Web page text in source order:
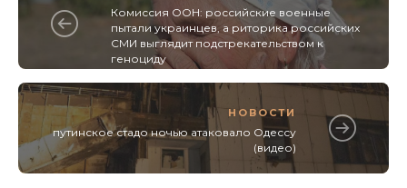
Комиссия ООН: российские военные
пытали украинцев, а риторика российских
СМИ выглядит подстрекательством к
геноциду
НОВОСТИ
путинское стадо ночью атаковало Одессу
(видео)